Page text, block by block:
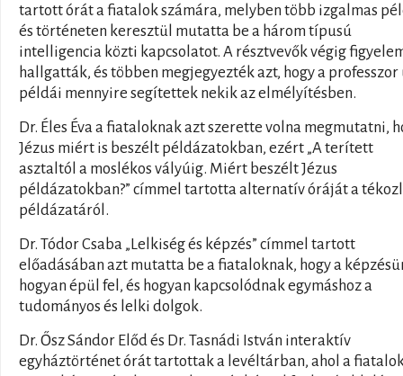
tartott órát a fiatalok számára, melyben több izgalmas
és történeten keresztül mutatta be a három típusú
intelligencia közti kapcsolatot. A résztvevők végig
hallgatták, és többen megjegyezték azt, hogy a professzor
példái mennyire segítettek nekik az elmélyítésben.
Dr. Éles Éva a fiataloknak azt szerette volna megmutatni,
Jézus miért is beszélt példázatokban, ezért „A terített
asztaltól a moslékos vályúig. Miért beszélt Jézus
példázatokban?” címmel tartotta alternatív óráját a
példázatáról.
Dr. Tódor Csaba „Lelkiség és képzés” címmel tartott
előadásában azt mutatta be a fiataloknak, hogy a
hogyan épül fel, és hogyan kapcsolódnak egymáshoz a
tudományos és lelki dolgok.
Dr. Ősz Sándor Előd és Dr. Tasnádi István interaktív
egyháztörténet órát tartottak a levéltárban, ahol a